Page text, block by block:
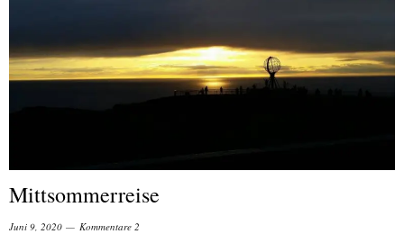
Mittsommerreise
Juni 9, 2020 Kommentare 2